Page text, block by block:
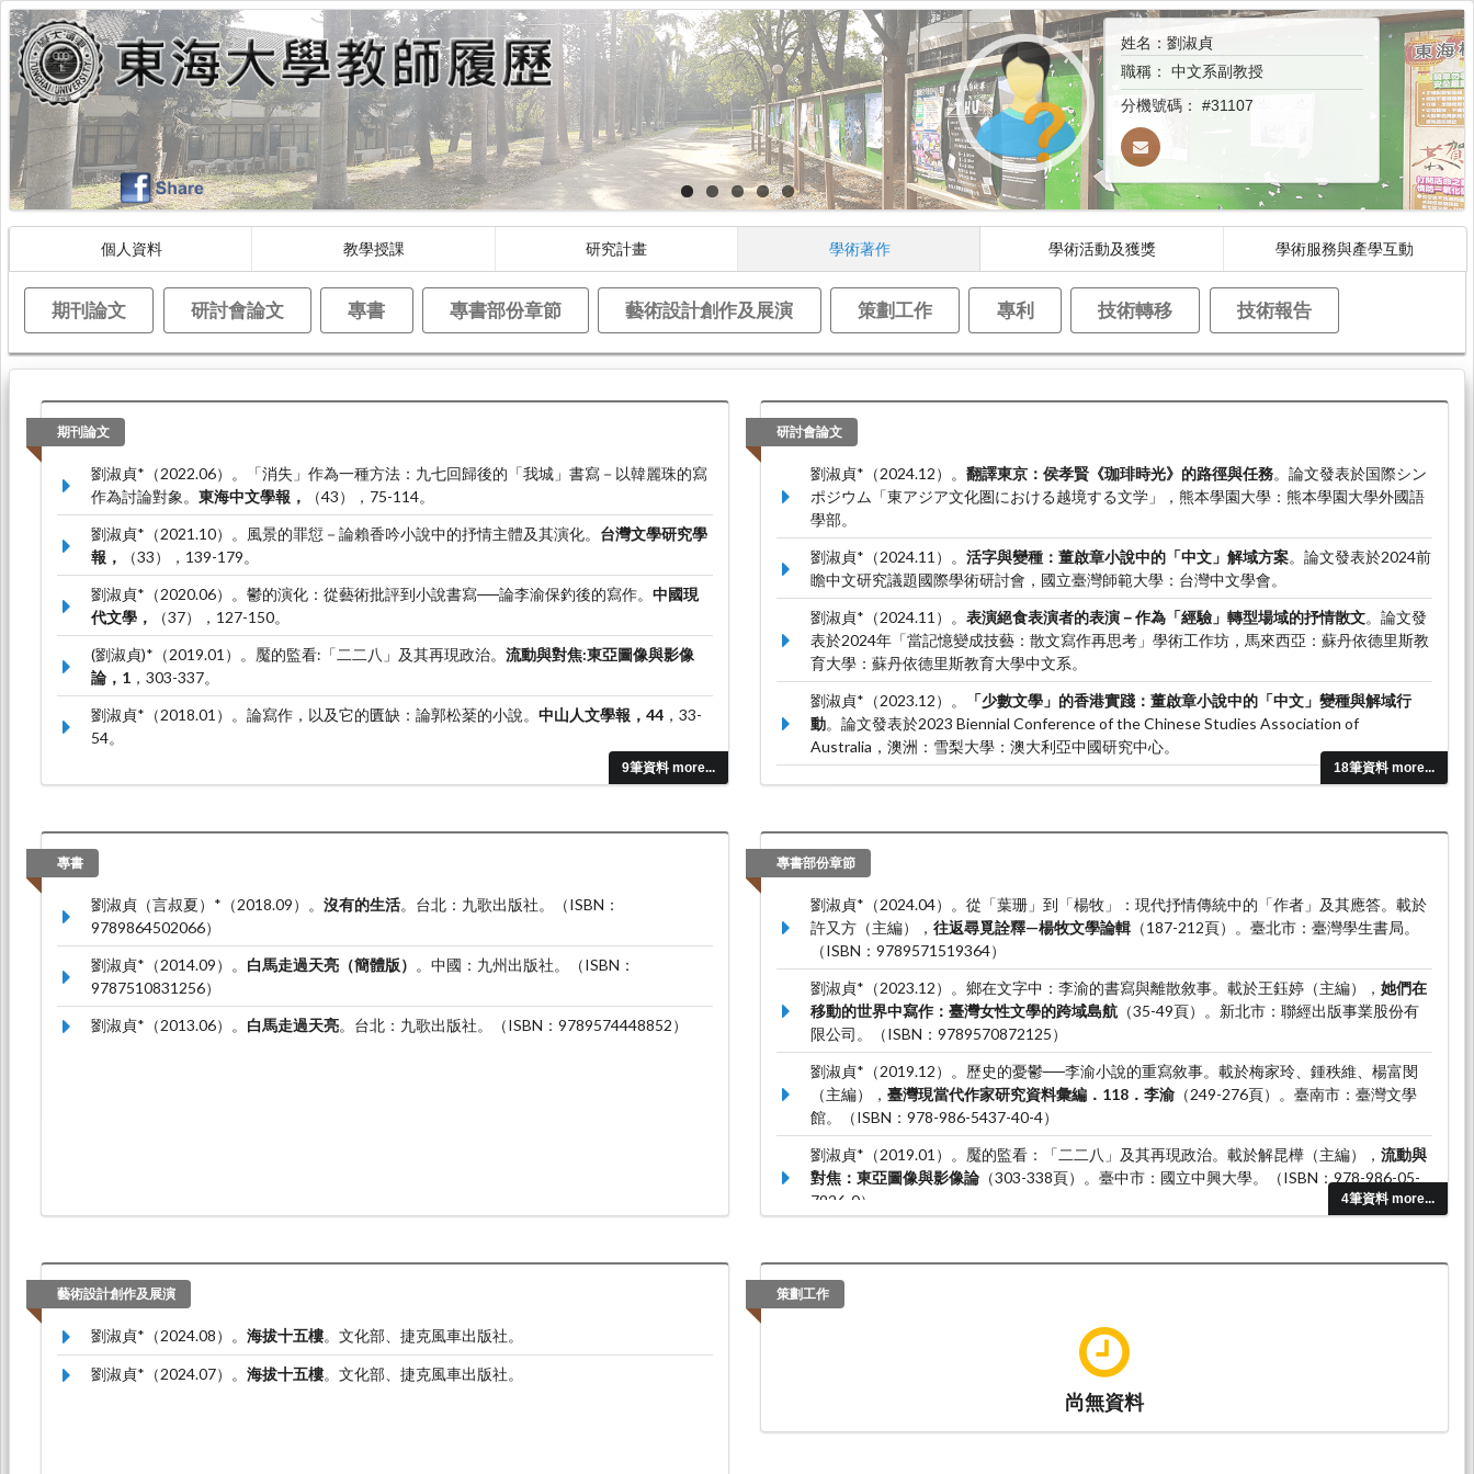
姓名：劉淑貞
職稱： 中文系副教授
分機號碼： #31107
個人資料 教學授課 研究計畫 學術著作 學術活動及獲獎 學術服務與產學互動
期刊論文 研討會論文 專書 專書部份章節 藝術設計創作及展演 策劃工作 專利 技術轉移 技術報告
期刊論文
9筆資料 more...
劉淑貞*（2022.06）。「消失」作為一種方法：九七回歸後的「我城」書寫－以韓麗珠的寫
作為討論對象。 東海中文學報，
（43），75-114。
劉淑貞*（2021.10）。風景的罪愆－論賴香吟小說中的抒情主體及其演化。 台灣文學研究學
報，
（33），139-179。
劉淑貞*（2020.06）。鬱的演化：從藝術批評到小說書寫──論李渝保釣後的寫作。 中國現
代文學，
（37），127-150。
(劉淑貞)*（2019.01）。魘的監看:「二二八」及其再現政治。 流動與對焦:東亞圖像與影像
論，1 ，303-337。
劉淑貞*（2018.01）。論寫作，以及它的匱缺：論郭松棻的小說。 中山人文學報，44 ，33-
54。
研討會論文
18筆資料 more...
劉淑貞*（2024.12）。 翻譯東京：侯孝賢《珈琲時光》的路徑與任務。論文發表於国際シン
ポジウム「東アジア文化圏における越境する文学」，熊本學園大學：熊本學園大學外國語
學部。
劉淑貞*（2024.11）。 活字與變種：董啟章小說中的「中文」解域方案。論文發表於2024前
瞻中文研究議題國際學術研討會，國立臺灣師範大學：台灣中文學會。
劉淑貞*（2024.11）。 表演絕食表演者的表演－作為「經驗」轉型場域的抒情散文。論文發
表於2024年「當記憶變成技藝：散文寫作再思考」學術工作坊，馬來西亞：蘇丹依德里斯教
育大學：蘇丹依德里斯教育大學中文系。
劉淑貞*（2023.12）。
「少數文學」的香港實踐：董啟章小說中的「中文」變種與解域行
動。論文發表於2023 Biennial Conference of the Chinese Studies Association of
Australia，澳洲：雪梨大學：澳大利亞中國研究中心。
劉淑貞*（2023.01）。「消失」作為方法：九七回歸後的「我城」書寫－以韓麗珠的寫作為
conference，美國：夏威夷大學：夏威夷大學中國研究中心。
專書
劉淑貞（言叔夏）*（2018.09）。 沒有的生活。台北：九歌出版社。（ISBN：
9789864502066）
劉淑貞*（2014.09）。 白馬走過天亮（簡體版） 。中國：九州出版社。（ISBN：
9787510831256）
劉淑貞*（2013.06）。 白馬走過天亮。台北：九歌出版社。（ISBN：9789574448852）
專書部份章節
4筆資料 more...
劉淑貞*（2024.04）。從「葉珊」到「楊牧」：現代抒情傳統中的「作者」及其應答。載於
許又方（主編）， 往返尋覓詮釋—楊牧文學論輯 （187-212頁）。臺北市：臺灣學生書局。
（ISBN：9789571519364）
劉淑貞*（2023.12）。鄉在文字中：李渝的書寫與離散敘事。載於王鈺婷（主編）， 她們在
移動的世界中寫作：臺灣女性文學的跨域島航 （35-49頁）。新北市：聯經出版事業股份有
限公司。（ISBN：9789570872125）
劉淑貞*（2019.12）。歷史的憂鬱──李渝小說的重寫敘事。載於梅家玲、鍾秩維、楊富閔
（主編）， 臺灣現當代作家研究資料彙編．118．李渝 （249-276頁）。臺南市：臺灣文學
館。（ISBN：978-986-5437-40-4）
劉淑貞*（2019.01）。魘的監看：「二二八」及其再現政治。載於解昆樺（主編）， 流動與
對焦：東亞圖像與影像論 （303-338頁）。臺中市：國立中興大學。（ISBN：978-986-05-
7926-0）
藝術設計創作及展演
劉淑貞*（2024.08）。 海拔十五樓。文化部、捷克風車出版社。
劉淑貞*（2024.07）。 海拔十五樓。文化部、捷克風車出版社。
策劃工作
尚無資料